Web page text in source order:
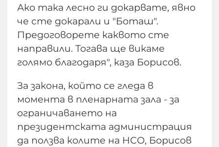
Ако така лесно ги докарвате, явно
че сте докарали и "Боташ".
Предоговорете каквото сте
направили. Тогава ще викаме
голямо благодаря", каза Борисов.
За закона, който се гледа в
момента в пленарната зала - за
ограничаването на
президентската администрация
да ползва колите на НСО, Борисов